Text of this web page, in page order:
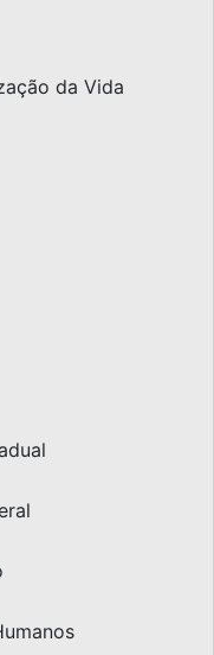
da Vida